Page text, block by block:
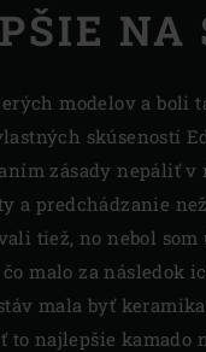
NA
modelov a boli
skúseností
zásady nepáliť
a predchádzanie
tiež, no nebol
malo za následok
mala byť
najlepšie kamado